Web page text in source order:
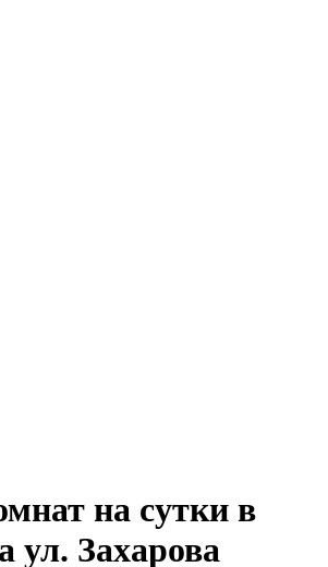
на сутки в
ул. Захарова